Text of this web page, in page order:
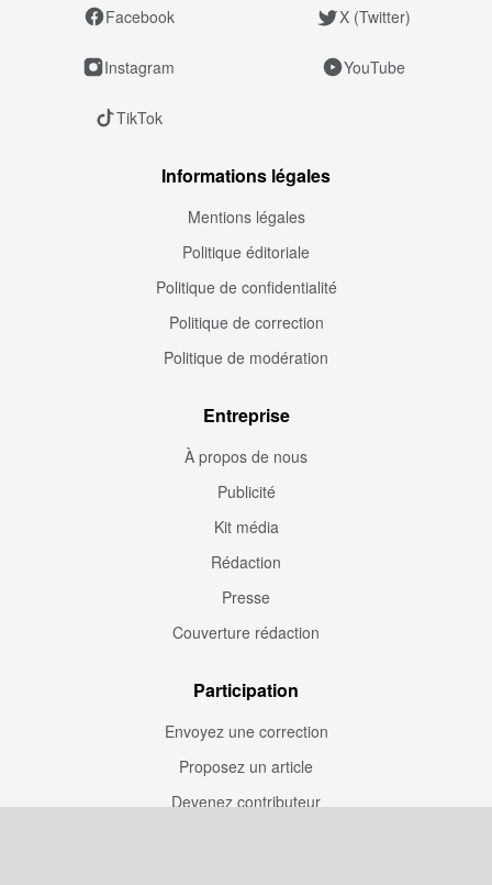
Facebook X (Twitter)
Instagram YouTube
TikTok
Informations légales
Mentions légales
Politique éditoriale
Politique de confidentialité
Politique de correction
Politique de modération
Entreprise
À propos de nous
Publicité
Kit média
Rédaction
Presse
Couverture rédaction
Participation
Envoyez une correction
Proposez un article
Devenez contributeur